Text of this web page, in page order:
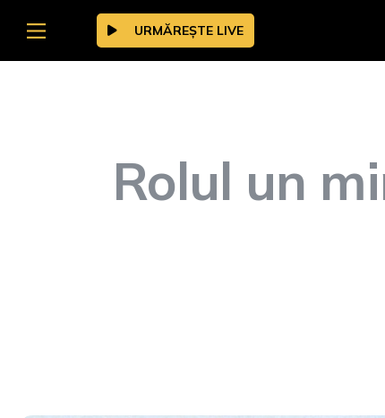
URMĂREȘTE LIVE
Rolul un